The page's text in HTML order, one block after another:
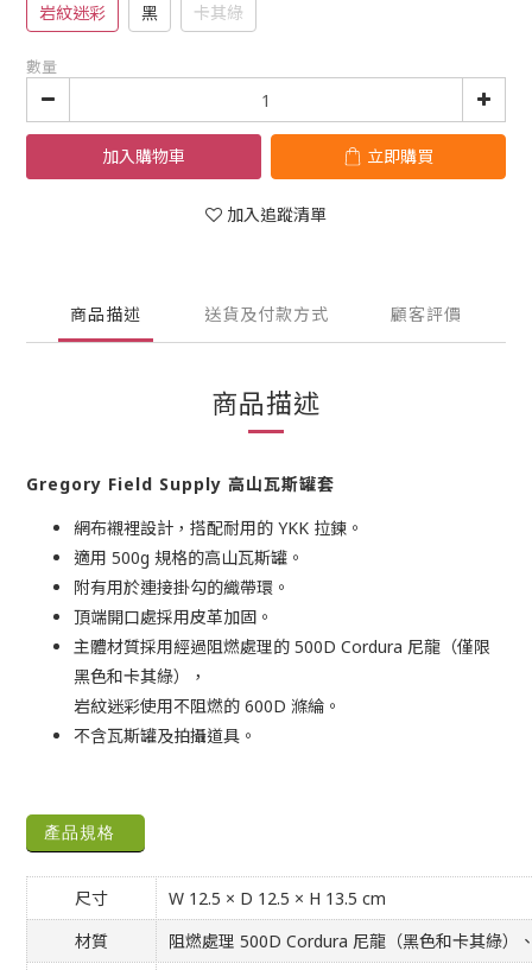
岩紋迷彩 黑 卡其綠
數量
加入購物車 立即購買
加入追蹤清單
商品描述 送貨及付款方式 顧客評價
商品描述
Gregory Field Supply 高山瓦斯罐套
網布襯裡設計，搭配耐用的 YKK 拉鍊。
適用 500g 規格的高山瓦斯罐。
附有用於連接掛勾的織帶環。
頂端開口處採用皮革加固。
主體材質採用經過阻燃處理的 500D Cordura 尼龍（僅限
黑色和卡其綠），
岩紋迷彩使用不阻燃的 600D 滌綸。
不含瓦斯罐及拍攝道具。
產品規格
尺寸
W 12.5 × D 12.5 × H 13.5 cm
材質
阻燃處理 500D Cordura 尼龍（黑色和卡其綠）